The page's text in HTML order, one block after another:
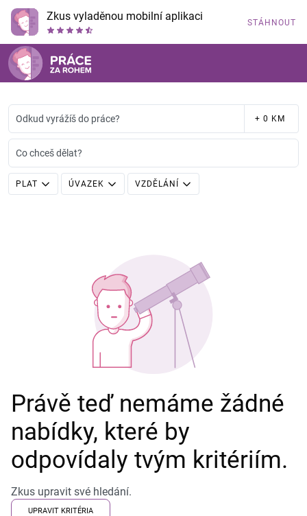
Zkus vyladěnou mobilní aplikaci STÁHNOUT
Odkud vyrážíš do práce? + 0 KM
Co chceš dělat?
PLAT ÚVAZEK VZDĚLÁNÍ
Právě teď nemáme žádné
nabídky, které by
odpovídaly tvým kritériím.
Zkus upravit své hledání.
UPRAVIT KRITÉRIA